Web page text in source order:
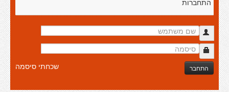
התחברות
התחבר שכחתי סיסמה